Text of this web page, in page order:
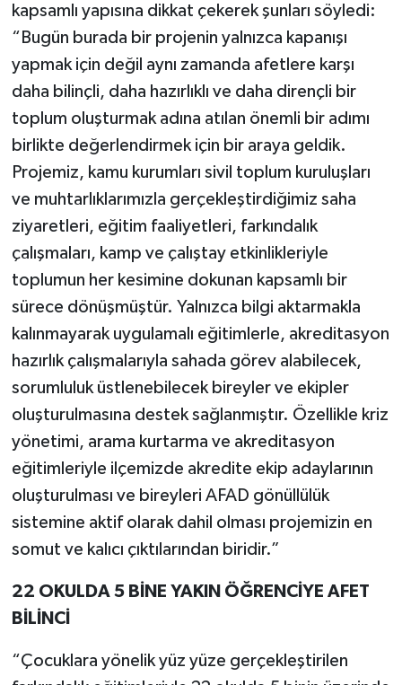
kapsamlı yapısına dikkat çekerek şunları söyledi:
“Bugün burada bir projenin yalnızca kapanışı
yapmak için değil aynı zamanda afetlere karşı
daha bilinçli, daha hazırlıklı ve daha dirençli bir
toplum oluşturmak adına atılan önemli bir adımı
birlikte değerlendirmek için bir araya geldik.
Projemiz, kamu kurumları sivil toplum kuruluşları
ve muhtarlıklarımızla gerçekleştirdiğimiz saha
ziyaretleri, eğitim faaliyetleri, farkındalık
çalışmaları, kamp ve çalıştay etkinlikleriyle
toplumun her kesimine dokunan kapsamlı bir
sürece dönüşmüştür. Yalnızca bilgi aktarmakla
kalınmayarak uygulamalı eğitimlerle, akreditasyon
hazırlık çalışmalarıyla sahada görev alabilecek,
sorumluluk üstlenebilecek bireyler ve ekipler
oluşturulmasına destek sağlanmıştır. Özellikle kriz
yönetimi, arama kurtarma ve akreditasyon
eğitimleriyle ilçemizde akredite ekip adaylarının
oluşturulması ve bireyleri AFAD gönüllülük
sistemine aktif olarak dahil olması projemizin en
somut ve kalıcı çıktılarından biridir.”
22 OKULDA 5 BİNE YAKIN ÖĞRENCİYE AFET
BİLİNCİ
“Çocuklara yönelik yüz yüze gerçekleştirilen